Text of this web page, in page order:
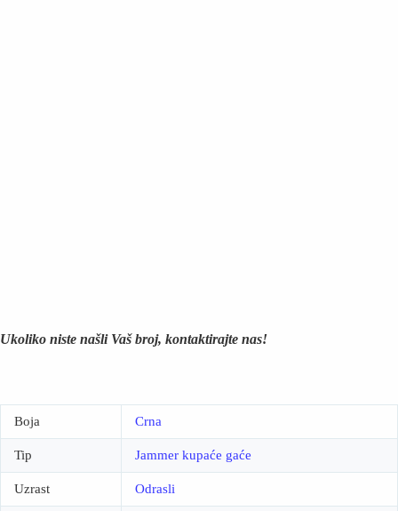
Ukoliko niste našli Vaš broj, kontaktirajte nas!
Boja Crna
Tip Jammer kupaće gaće
Uzrast Odrasli